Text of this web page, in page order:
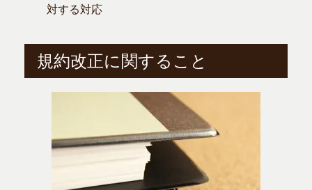
対する対応
規約改正に関すること